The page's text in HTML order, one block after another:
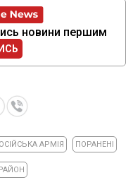
новини першим
АРМІЯ ПОРАНЕНІ